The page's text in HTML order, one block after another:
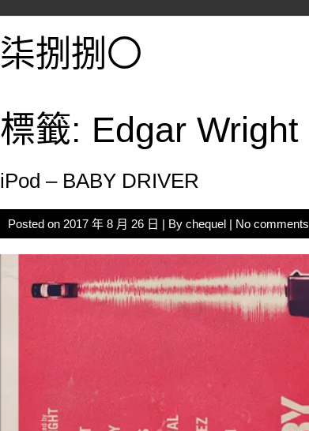
柒捌捌〇
標籤: Edgar Wright
iPod – BABY DRIVER
Posted on 2017 年 8 月 26 日 | By chequel | No comments